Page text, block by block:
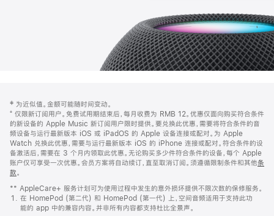
页
页
脚
注
‡ 为近似值。金额可能随时间变动。
⁺ 仅限新订阅用户。免费试用期结束后，每月收费为 RMB 12。优惠仅面向购买符合条件
的新设备的 Apple Music 新订阅用户限时提供。要兑换此优惠，需要将符合条件的音
频设备与运行最新版本 iOS 或 iPadOS 的 Apple 设备连接或配对。为 Apple
Watch 兑换此优惠，需要与运行最新版本 iOS 的 iPhone 连接或配对。符合条件的设
备激活后，需要在 3 个月内领取此优惠。无论购买多少件符合条件的设备，每个 Apple
账户仅可享受一次优惠。会员方案将自动续订，直至取消订阅。须遵循限制条件和其他条
款。
窗
口
中
** AppleCare+ 服务计划可为使用过程中发生的意外损坏提供不限次数的保修服务。
在 HomePod (第二代) 和 HomePod (第一代) 上，空间音频适用于支持此功
能的 app 中的兼容内容。并非所有内容都支持杜比全景声。